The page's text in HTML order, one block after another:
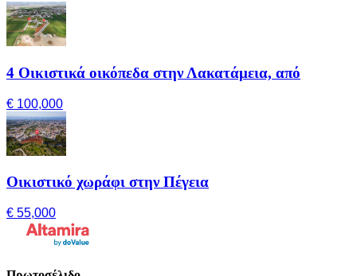
4 Οικιστικά οικόπεδα στην Λακατάμεια, από
€ 100,000
Οικιστικό χωράφι στην Πέγεια
€ 55,000